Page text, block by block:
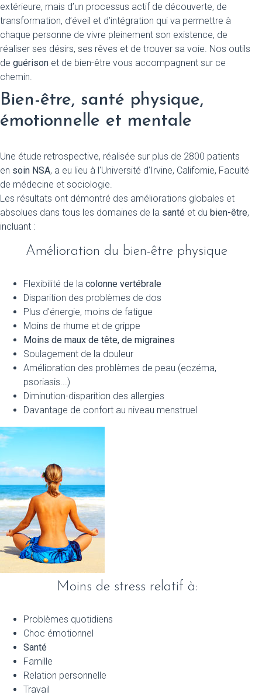
extérieure, mais d’un processus actif de découverte, de
transformation, d’éveil et d’intégration qui va permettre à
chaque personne de vivre pleinement son existence, de
réaliser ses désirs, ses rêves et de trouver sa voie. Nos outils
de guérison et de bien-être vous accompagnent sur ce
chemin.
Bien-être, santé physique,
émotionnelle et mentale
Une étude retrospective, réalisée sur plus de 2800 patients
en soin NSA, a eu lieu à l'Université d'Irvine, Californie, Faculté
de médecine et sociologie.
Les résultats ont démontré des améliorations globales et
absolues dans tous les domaines de la santé et du bien-être,
incluant :
Amélioration du bien-être physique
Flexibilité de la colonne vertébrale
Disparition des problèmes de dos
Plus d'énergie, moins de fatigue
Moins de rhume et de grippe
Moins de maux de tête, de migraines
Soulagement de la douleur
Amélioration des problèmes de peau (eczéma,
psoriasis...)
Diminution-disparition des allergies
Davantage de confort au niveau menstruel
Moins de stress relatif à:
Problèmes quotidiens
Choc émotionnel
Santé
Famille
Relation personnelle
Travail